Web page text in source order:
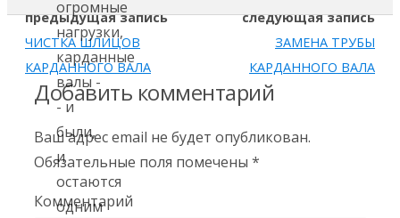
предыдущая запись
ЧИСТКА ШЛИЦОВ
КАРДАННОГО ВАЛА
следующая запись
ЗАМЕНА ТРУБЫ
КАРДАННОГО ВАЛА
Добавить комментарий
Ваш адрес email не будет опубликован.
Обязательные поля помечены *
Комментарий